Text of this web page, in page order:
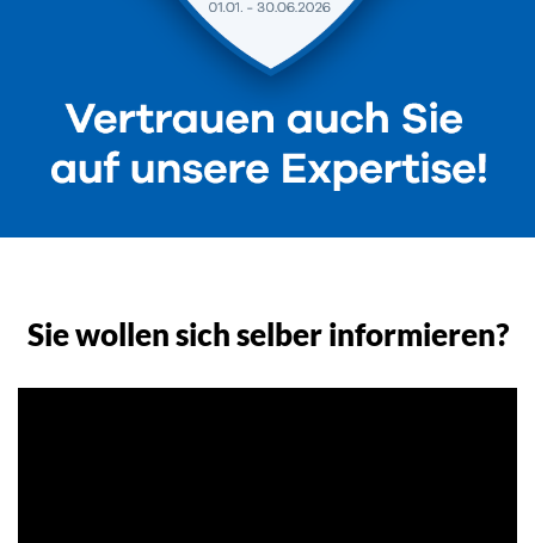
Sie wollen sich selber informieren?